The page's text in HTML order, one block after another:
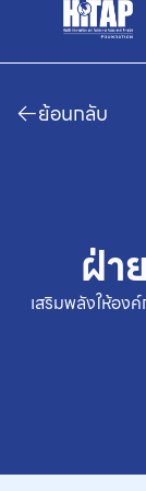
ย้อนกลับ
ฝ่า
เสริมพลังให้อง